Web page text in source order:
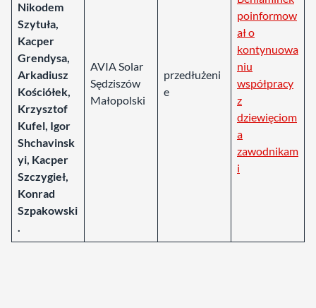
Nikodem
Szytuła,
Kacper
Grendysa,
Arkadiusz
Kościółek,
Krzysztof
Kufel, Igor
Shchavinsk
yi, Kacper
Szczygieł,
Konrad
Szpakowski
.
AVIA Solar
Sędziszów
Małopolski
przedłużeni
e
poinformow
ał o
kontynuowa
niu
współpracy
z
dziewięciom
a
zawodnikam
i